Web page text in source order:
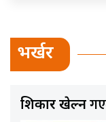
भर्खर
शिकार खेल्न